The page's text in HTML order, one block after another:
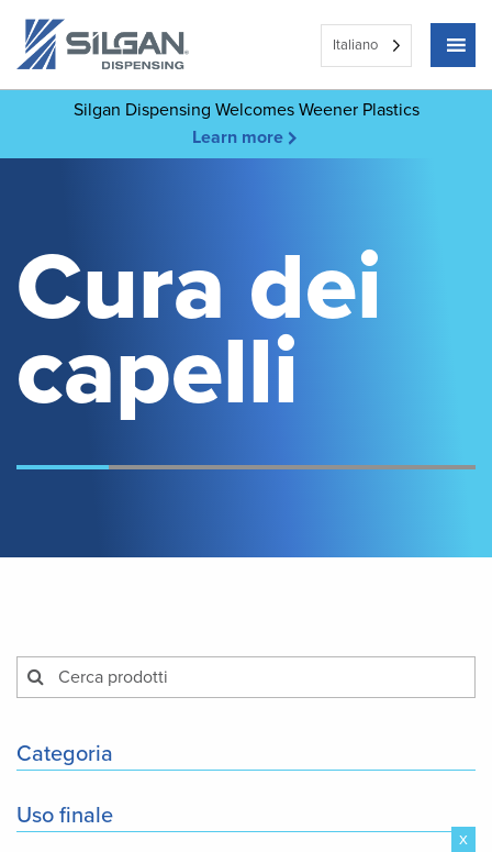
Italiano
Silgan Dispensing Welcomes Weener Plastics
Learn more
Cura dei
capelli
Categoria
Uso finale
x